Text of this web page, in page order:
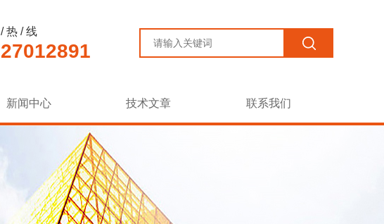
热 / 线
新闻中心 技术文章 联系我们